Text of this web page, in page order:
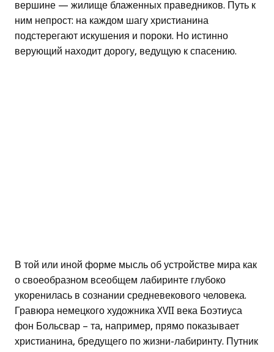
вершине — жилище блаженных праведников. Путь к
ним непрост: на каждом шагу христианина
подстерегают искушения и пороки. Но истинно
верующий находит дорогу, ведущую к спасению.
В той или иной форме мысль об устройстве мира как
о своеобразном всеобщем лабиринте глубоко
укоренилась в сознании средневекового человека.
Гравюра немецкого художника XVII века Боэтиуса
фон Больсвар – та, например, прямо показывает
христианина, бредущего по жизни-лабиринту. Путник